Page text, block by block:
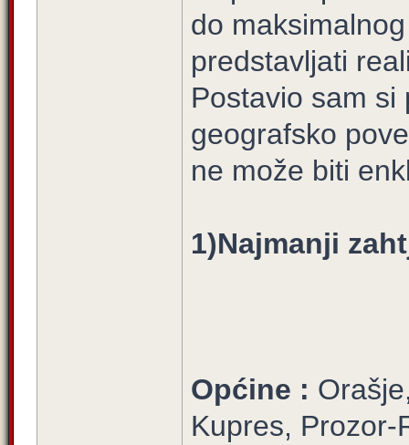
do
predstavljati
Postavio sam si
geografsko
ne može biti
1)Najmanji
Općine :
Kupres, Prozor-